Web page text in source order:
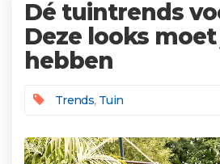
Dé tuintrends
Deze looks
hebben
Trends, Tuin